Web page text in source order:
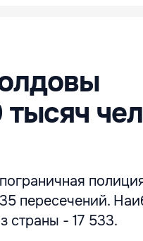
пересечений.
страны - 17 533.